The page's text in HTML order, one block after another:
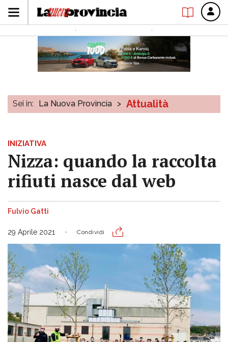
Sei in: La Nuova Provincia > Attualità
INIZIATIVA
Nizza: quando la raccolta
rifiuti nasce dal web
Fulvio Gatti
29 Aprile 2021 Condividi